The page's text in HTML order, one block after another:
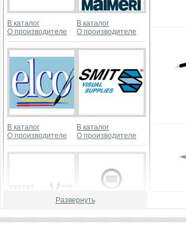
В каталог
О производителе
В каталог
О производителе
В каталог
О производителе
В каталог
О производителе
Развернуть